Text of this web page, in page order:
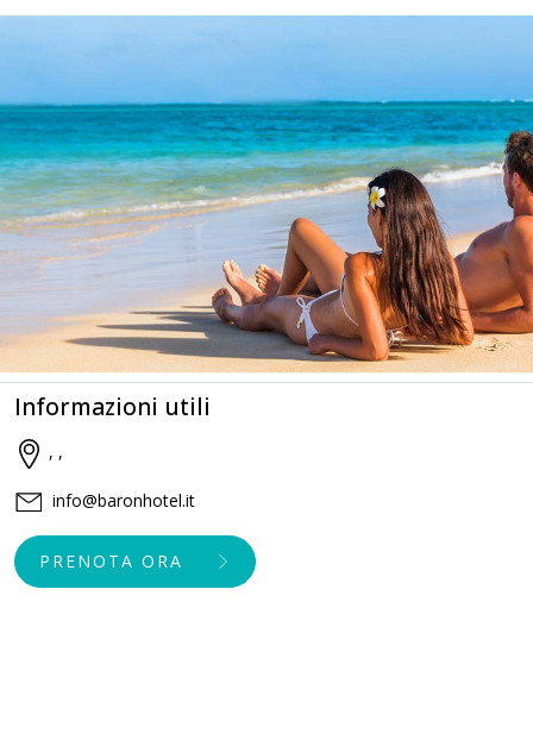
Informazioni utili
, ,
info@baronhotel.it
PRENOTA ORA